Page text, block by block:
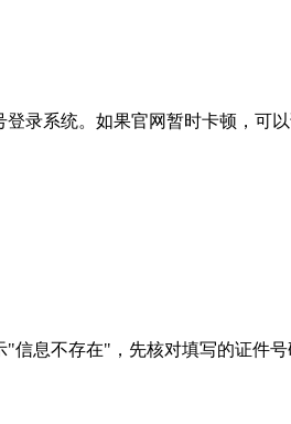
录系统。如果官网暂时卡顿，可
息不存在"，先核对填写的证件